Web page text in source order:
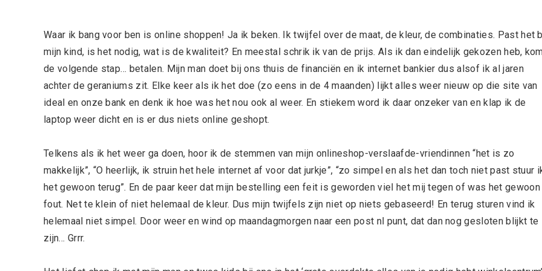
Waar ik bang voor ben is online shoppen! Ja ik beken. Ik twijfel over de maat, de kleur, de combinaties. Past het
mijn kind, is het nodig, wat is de kwaliteit? En meestal schrik ik van de prijs. Als ik dan eindelijk gekozen heb,
de volgende stap… betalen. Mijn man doet bij ons thuis de financiën en ik internet bankier dus alsof ik al jaren
achter de geraniums zit. Elke keer als ik het doe (zo eens in de 4 maanden) lijkt alles weer nieuw op die site van
ideal en onze bank en denk ik hoe was het nou ook al weer. En stiekem word ik daar onzeker van en klap ik de
laptop weer dicht en is er dus niets online geshopt.
Telkens als ik het weer ga doen, hoor ik de stemmen van mijn onlineshop-verslaafde-vriendinnen “het is zo
makkelijk”, “O heerlijk, ik struin het hele internet af voor dat jurkje”, “zo simpel en als het dan toch niet past stuur
het gewoon terug”. En de paar keer dat mijn bestelling een feit is geworden viel het mij tegen of was het gewoon
fout. Net te klein of niet helemaal de kleur. Dus mijn twijfels zijn niet op niets gebaseerd! En terug sturen vind ik
helemaal niet simpel. Door weer en wind op maandagmorgen naar een post nl punt, dat dan nog gesloten blijkt te
zijn… Grrr.